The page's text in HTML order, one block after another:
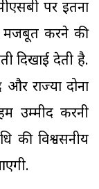
पर इतना
मजबूत करने की
दिखाई देती है.
और राज्यों दोनों
उम्मीद करनी
की विश्वसनीय